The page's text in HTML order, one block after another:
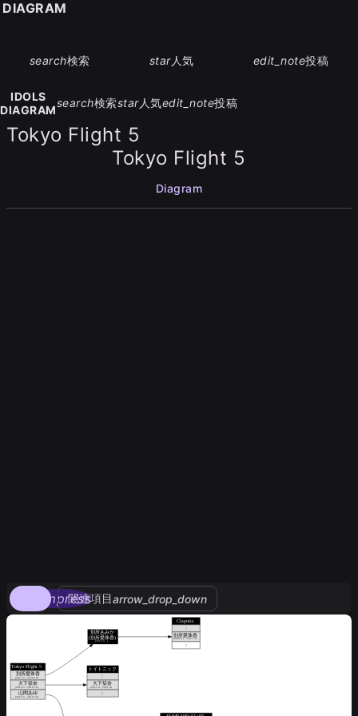
search検索 star人気 edit_note投稿
IDOLS
DIAGRAM
search検索star人気edit_note投稿
Tokyo Flight 5
Tokyo Flight 5
Diagram
compress
関連項目arrow_drop_down